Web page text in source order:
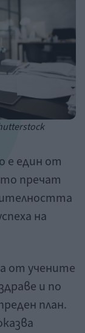
е един от
пречат
на
от учените
и по
план.